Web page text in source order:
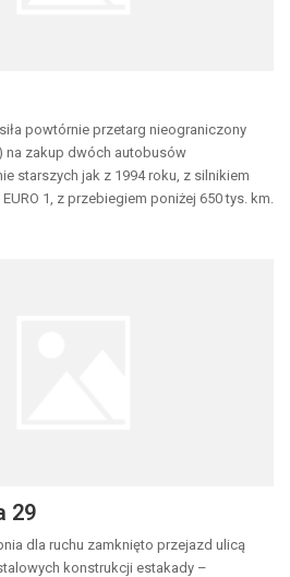
powtórnie przetarg nieograniczony
na zakup dwóch autobusów
starszych jak z 1994 roku, z silnikiem
1, z przebiegiem poniżej 650 tys. km.
29
dla ruchu zamknięto przejazd ulicą
konstrukcji estakady –